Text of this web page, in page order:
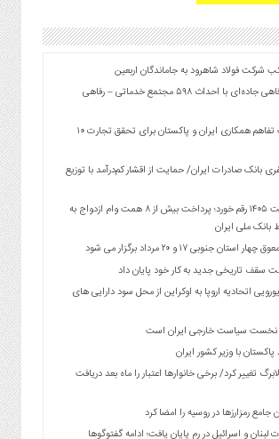
فولاد شاهرود به جاماندگان اربعین
توسعه خدمات رفاهی جاده‌ای با احداث ۵۹۸ مجتمع خدماتی – رفاهی
امضای یادداشت تفاهم همکاری ایران و پاکستان برای تحقق تجارت ۱۰
هزار نفری بانک صادرات ایران/ حمایت از اقشار کم‌درآمد با توزیع
در چهار ماه نخست ۱۴۰۵ رقم خورد؛ پرداخت بیش از ۸ همت وام ازدواج به
ملی ایران
جنوبی ۱۷ و ۲۰ مرداد برگزار می شود
سقف تاریخی جدید به کار خود پایان داد
یورویی اتحادیه اروپا به اوکراین از محل سود دارایی های
نخست سیاست خارجی ایران است
با وزیر کشور ایران
تغییر کرد/ برخی خانوارها اعتبار را ماه بعد دریافت
جامع رمزارزها در روسیه را امضا کرد
لبنان و اسرائیل در رم پایان یافت؛ ادامه گفتوگوها